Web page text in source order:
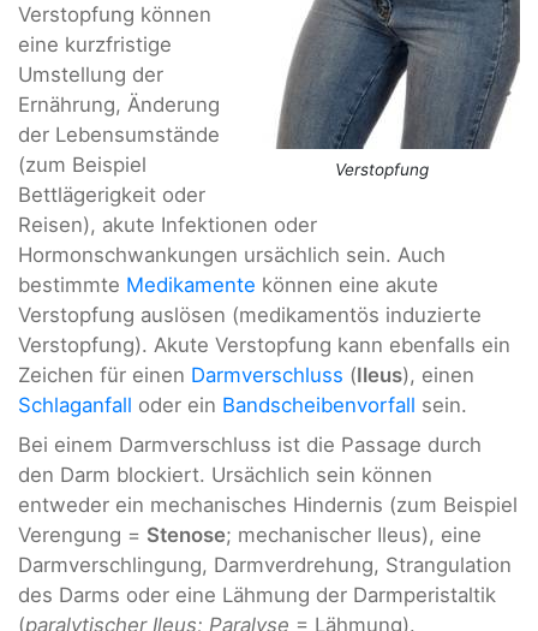
Verstopfung
Verstopfung können
eine kurzfristige
Umstellung der
Ernährung, Änderung
der Lebensumstände
(zum Beispiel
Bettlägerigkeit oder
Reisen), akute Infektionen oder
Hormonschwankungen ursächlich sein. Auch
bestimmte Medikamente können eine akute
Verstopfung auslösen (medikamentös induzierte
Verstopfung). Akute Verstopfung kann ebenfalls ein
Zeichen für einen Darmverschluss (Ileus), einen
Schlaganfall oder ein Bandscheibenvorfall sein.
Bei einem Darmverschluss ist die Passage durch
den Darm blockiert. Ursächlich sein können
entweder ein mechanisches Hindernis (zum Beispiel
Verengung = Stenose; mechanischer Ileus), eine
Darmverschlingung, Darmverdrehung, Strangulation
des Darms oder eine Lähmung der Darmperistaltik
(paralytischer Ileus; Paralyse = Lähmung).